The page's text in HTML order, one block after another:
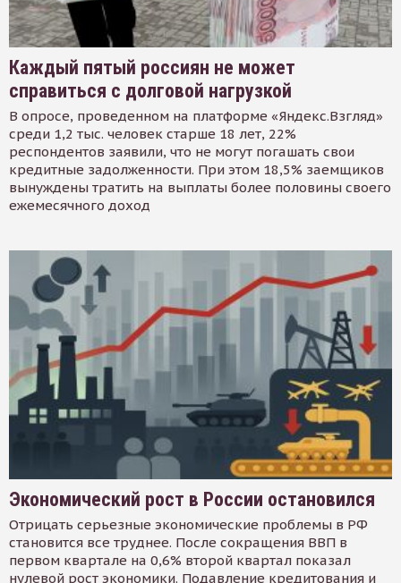
Каждый пятый россиян не может
справиться с долговой нагрузкой
В опросе, проведенном на платформе «Яндекс.Взгляд»
среди 1,2 тыс. человек старше 18 лет, 22%
респондентов заявили, что не могут погашать свои
кредитные задолженности. При этом 18,5% заемщиков
вынуждены тратить на выплаты более половины своего
ежемесячного доход
Экономический рост в России остановился
Отрицать серьезные экономические проблемы в РФ
становится все труднее. После сокращения ВВП в
первом квартале на 0,6% второй квартал показал
нулевой рост экономики. Подавление кредитования и